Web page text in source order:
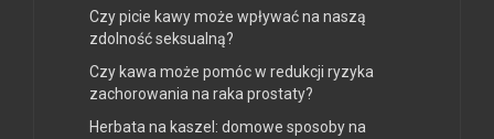
Czy picie kawy może wpływać na naszą
zdolność seksualną?
Czy kawa może pomóc w redukcji ryzyka
zachorowania na raka prostaty?
Herbata na kaszel: domowe sposoby na